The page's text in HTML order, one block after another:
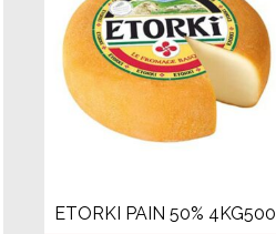
ETORKI PAIN 50% 4KG500